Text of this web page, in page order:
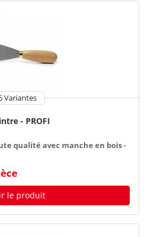
Variantes
- PROFI
qualité avec manche en bois -
le produit